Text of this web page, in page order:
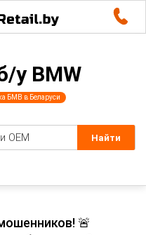
у BMW
БМВ в Беларуси
🚨